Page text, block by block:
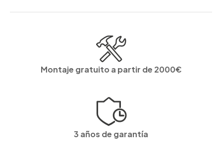
Montaje gratuito a partir de 2000€
3 años de garantía